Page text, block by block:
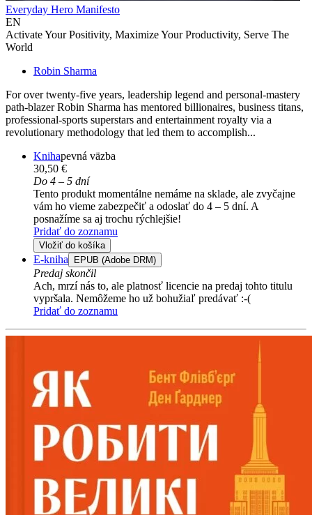
Everyday Hero Manifesto
EN
Activate Your Positivity, Maximize Your Productivity, Serve The
World
Robin Sharma
For over twenty-five years, leadership legend and personal-mastery
path-blazer Robin Sharma has mentored billionaires, business titans,
professional-sports superstars and entertainment royalty via a
revolutionary methodology that led them to accomplish...
Knihapevná väzba
30,50 €
Do 4 – 5 dní
Tento produkt momentálne nemáme na sklade, ale zvyčajne
vám ho vieme zabezpečiť a odoslať do 4 – 5 dní. A
posnažíme sa aj trochu rýchlejšie!
Pridať do zoznamu
Vložiť do košíka
E-kniha EPUB (Adobe DRM)
Predaj skončil
Ach, mrzí nás to, ale platnosť licencie na predaj tohto titulu
vypršala. Nemôžeme ho už bohužiaľ predávať :-(
Pridať do zoznamu